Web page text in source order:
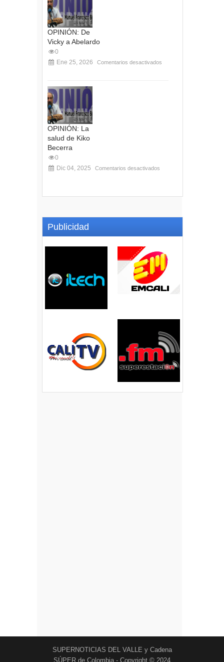
OPINIÓN: De
Vicky a Abelardo
0
Ene 25, 2026
Comentarios desactivados
OPINIÓN: La
salud de Kiko
Becerra
0
Dic 04, 2025
Comentarios desactivados
Publicidad
SUPERNOTICIAS DEL VALLE y Cadena
SÚPER de Colombia - Copyright © 2024